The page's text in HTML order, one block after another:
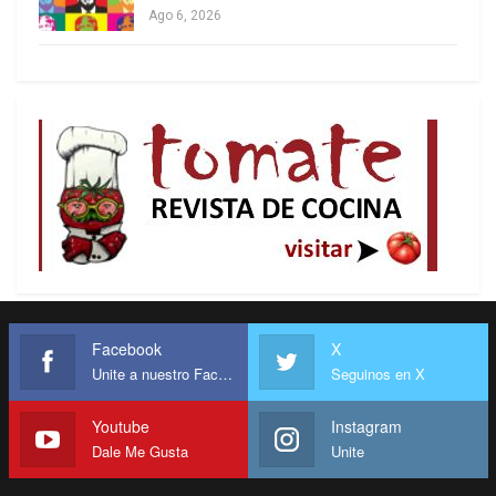
Nosotros, agregó, “buscamos una buena relación
con Estados Unidos por el bien de ambos pueblos
y ambas naciones, pero eso no quiere decir que
bajemos la cabeza, que nos vamos a subordinar,
ni que vamos a aceptar cualquier cosa que ellos
digan. Por eso es muy relevante que se sepa que
hay dos versiones de un hecho en México con una
o varias agencias”.
Sheinbaum resaltó que su gobierno “no hace
acuerdos con ninguna organización de la
delincuencia”, como “sí hubo una relación del
Ago 6, 2026
Facebook
Unite a nuestro Facebook
X
Seguinos en X
Youtube
Dale Me Gusta
Instagram
Unite